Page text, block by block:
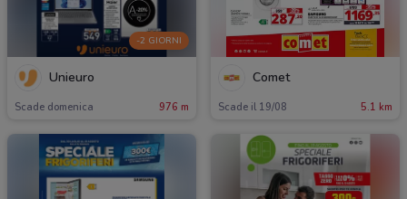
-2 GIORNI
Unieuro
Scade domenica 976 m
Comet
Scade il 19/08 5.1 km